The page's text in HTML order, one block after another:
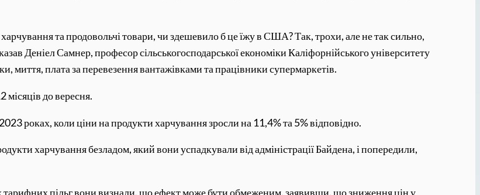
та продовольчі товари, чи здешевило б це їжу в США? Так, трохи, але не так сильно,
Деніел Самнер, професор сільськогосподарської економіки Каліфорнійського університету
миття, плата за перевезення вантажівками та працівники супермаркетів.
місяців до вересня.
роках, коли ціни на продукти харчування зросли на 11,4% та 5% відповідно.
харчування безладом, який вони успадкували від адміністрації Байдена, і попередили,
пільг вони визнали, що ефект може бути обмеженим, заявивши, що зниження цін у